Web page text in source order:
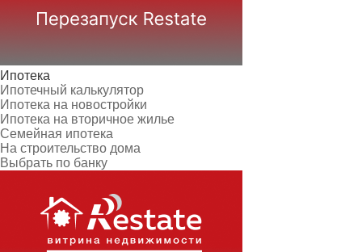
Ипотека
Ипотечный калькулятор
Ипотека на новостройки
Ипотека на вторичное жилье
Семейная ипотека
На строительство дома
Выбрать по банку